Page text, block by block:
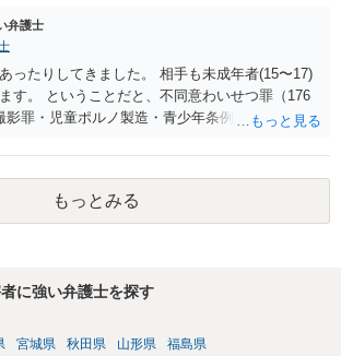
弁護士
ったりしてきました。 相手も未成年者(15〜17)
す。 ということだと、不同意わいせつ罪（176
影罪・児童ポルノ製造・青少年条例違反（わいせ
それなりの捜査を受けるでしょう。
もっとみる
に強い弁護士を探す
宮城県 秋田県 山形県 福島県